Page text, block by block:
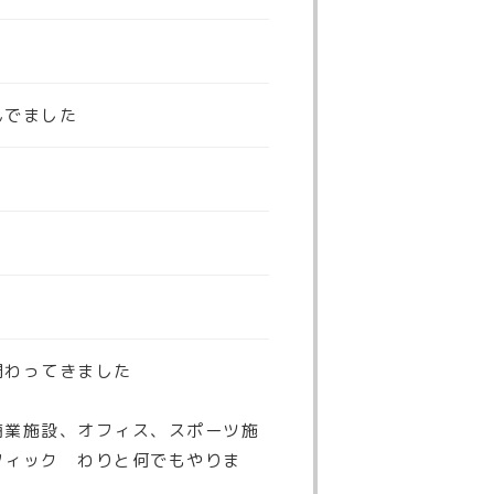
ました
ってきました
施設、オフィス、スポーツ施
ック わりと何でもやりま